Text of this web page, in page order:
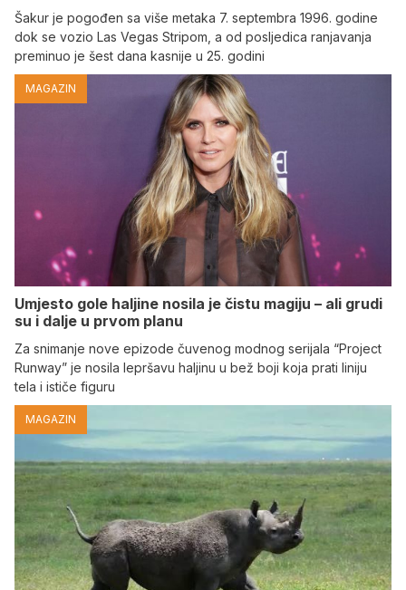
Šakur je pogođen sa više metaka 7. septembra 1996. godine
dok se vozio Las Vegas Stripom, a od posljedica ranjavanja
preminuo je šest dana kasnije u 25. godini
MAGAZIN
Umjesto gole haljine nosila je čistu magiju – ali grudi
su i dalje u prvom planu
Za snimanje nove epizode čuvenog modnog serijala “Project
Runway” je nosila lepršavu haljinu u bež boji koja prati liniju
tela i ističe figuru
MAGAZIN